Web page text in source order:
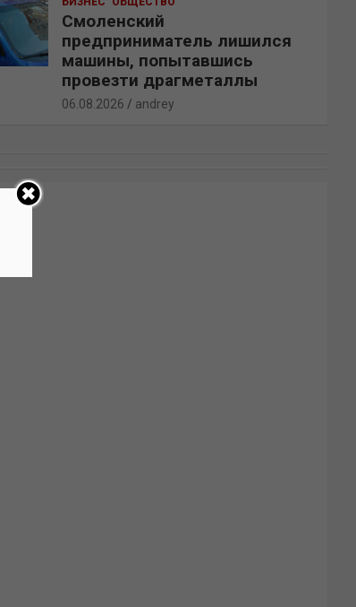
Смоленский
предприниматель лишился
машины, попытавшись
провезти драгметаллы
06.08.2026 andrey